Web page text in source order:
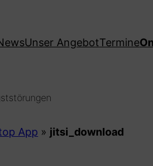
Unser AngebotTermine
App » jitsi_download